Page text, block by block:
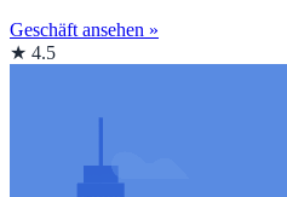
Geschäft ansehen »
★ 4.5